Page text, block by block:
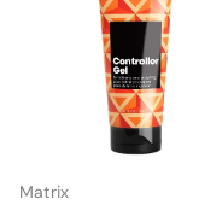
Matrix